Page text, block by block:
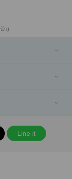
า)
Line it